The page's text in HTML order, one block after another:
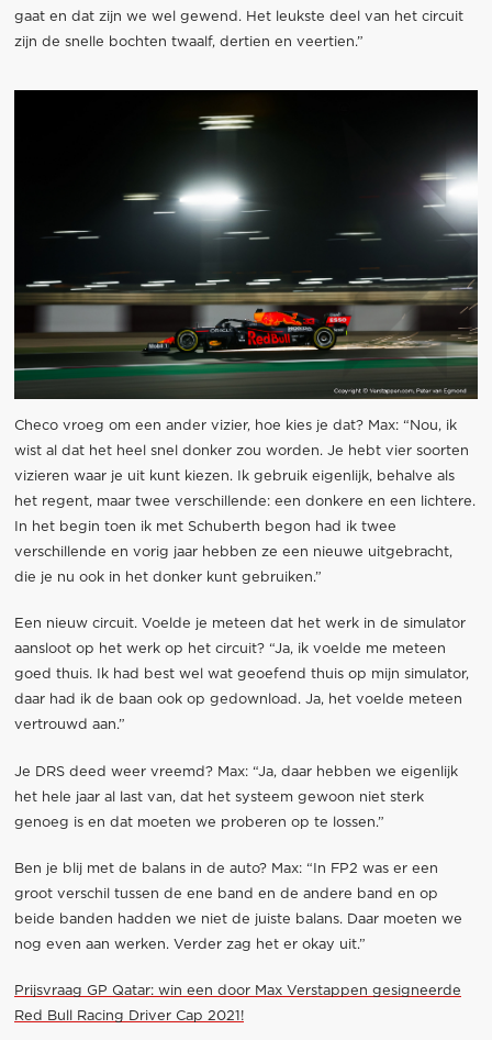
gaat en dat zijn we wel gewend. Het leukste deel van het circuit
zijn de snelle bochten twaalf, dertien en veertien.”
Checo vroeg om een ander vizier, hoe kies je dat? Max: “Nou, ik
wist al dat het heel snel donker zou worden. Je hebt vier soorten
vizieren waar je uit kunt kiezen. Ik gebruik eigenlijk, behalve als
het regent, maar twee verschillende: een donkere en een lichtere.
In het begin toen ik met Schuberth begon had ik twee
verschillende en vorig jaar hebben ze een nieuwe uitgebracht,
die je nu ook in het donker kunt gebruiken.”
Een nieuw circuit. Voelde je meteen dat het werk in de simulator
aansloot op het werk op het circuit? “Ja, ik voelde me meteen
goed thuis. Ik had best wel wat geoefend thuis op mijn simulator,
daar had ik de baan ook op gedownload. Ja, het voelde meteen
vertrouwd aan.”
Je DRS deed weer vreemd? Max: “Ja, daar hebben we eigenlijk
het hele jaar al last van, dat het systeem gewoon niet sterk
genoeg is en dat moeten we proberen op te lossen.”
Ben je blij met de balans in de auto? Max: “In FP2 was er een
groot verschil tussen de ene band en de andere band en op
beide banden hadden we niet de juiste balans. Daar moeten we
nog even aan werken. Verder zag het er okay uit.”
Prijsvraag GP Qatar: win een door Max Verstappen gesigneerde
Red Bull Racing Driver Cap 2021!